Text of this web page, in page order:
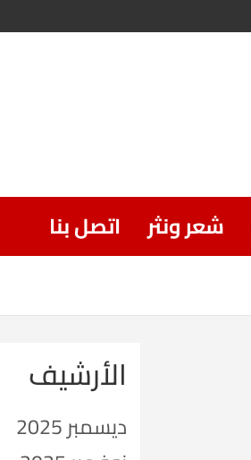
شعر ونثر
اتصل بنا
الأرشيف
ديسمبر 2025